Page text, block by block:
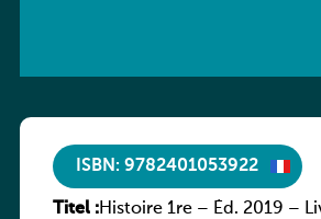
ISBN: 9782401053922
Titel :Histoire 1re – Éd. 2019 –